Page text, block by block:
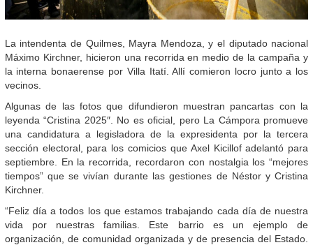
La intendenta de Quilmes, Mayra Mendoza, y el diputado nacional
Máximo Kirchner, hicieron una recorrida en medio de la campaña y
la interna bonaerense por Villa Itatí. Allí comieron locro junto a los
vecinos.
Algunas de las fotos que difundieron muestran pancartas con la
leyenda “Cristina 2025″. No es oficial, pero La Cámpora promueve
una candidatura a legisladora de la expresidenta por la tercera
sección electoral, para los comicios que Axel Kicillof adelantó para
septiembre. En la recorrida, recordaron con nostalgia los “mejores
tiempos” que se vivían durante las gestiones de Néstor y Cristina
Kirchner.
“Feliz día a todos los que estamos trabajando cada día de nuestra
vida por nuestras familias. Este barrio es un ejemplo de
organización, de comunidad organizada y de presencia del Estado.